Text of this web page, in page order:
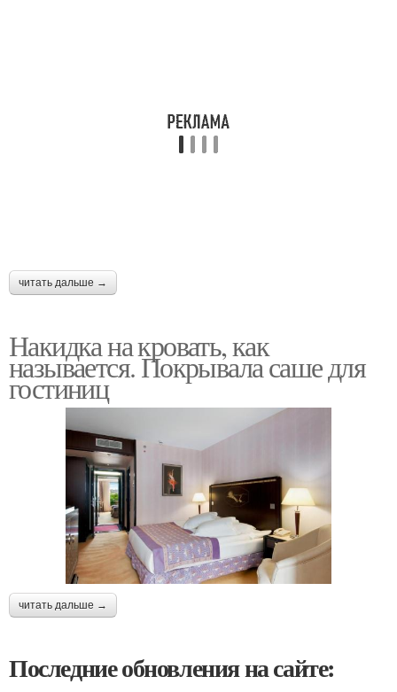
читать дальше →
Накидка на кровать, как
называется. Покрывала саше для
гостиниц
читать дальше →
Последние обновления на сайте: